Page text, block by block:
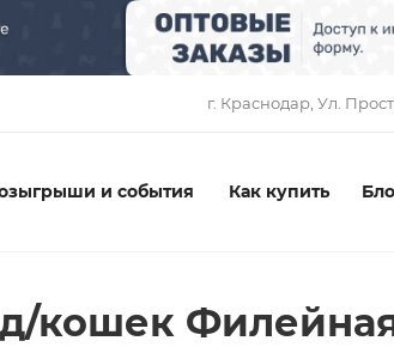
г. Краснодар, ​Ул.
и события Как купить
кошек